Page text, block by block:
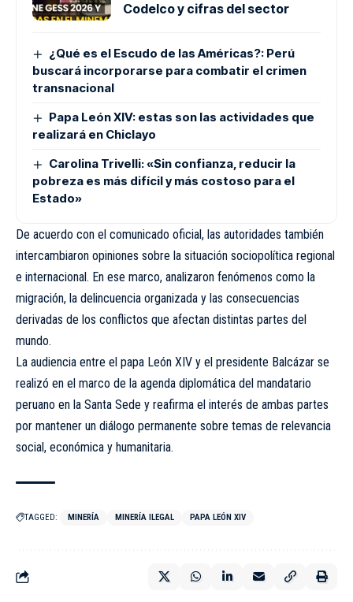
Codelco y cifras del sector
¿Qué es el Escudo de las Américas?: Perú
buscará incorporarse para combatir el crimen
transnacional
Papa León XIV: estas son las actividades que
realizará en Chiclayo
Carolina Trivelli: «Sin confianza, reducir la
pobreza es más difícil y más costoso para el
Estado»
De acuerdo con el comunicado oficial, las autoridades también
intercambiaron opiniones sobre la situación sociopolítica regional
e internacional. En ese marco, analizaron fenómenos como la
migración, la delincuencia organizada y las consecuencias
derivadas de los conflictos que afectan distintas partes del
mundo.
La audiencia entre el papa León XIV y el presidente Balcázar se
realizó en el marco de la agenda diplomática del mandatario
peruano en la Santa Sede y reafirma el interés de ambas partes
por mantener un diálogo permanente sobre temas de relevancia
social, económica y humanitaria.
TAGGED: MINERÍA MINERÍA ILEGAL PAPA LEÓN XIV